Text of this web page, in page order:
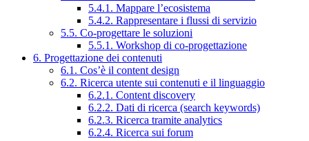
5.4.1. Mappare l’ecosistema
5.4.2. Rappresentare i flussi di servizio
5.5. Co-progettare le soluzioni
5.5.1. Workshop di co-progettazione
6. Progettazione dei contenuti
6.1. Cos’è il content design
6.2. Ricerca utente sui contenuti e il linguaggio
6.2.1. Content discovery
6.2.2. Dati di ricerca (search keywords)
6.2.3. Ricerca tramite analytics
6.2.4. Ricerca sui forum